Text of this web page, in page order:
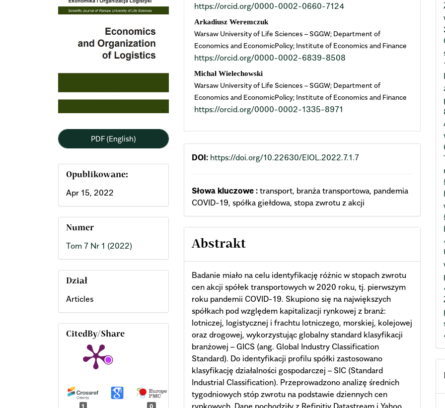
PDF (English)
Opublikowane:
Apr 15, 2022
Numer
Tom 7 Nr 1 (2022)
Dział
Articles
CitedBy/Share
1 0
Content
https://orcid.org/0000-0002-0660-7124
Arkadiusz Weremczuk
Warsaw University of Life Sciences – SGGW; Department of
Economics and EconomicPolicy; Institute of Economics and Finance
https://orcid.org/0000-0002-6839-8508
Michał Wielechowski
Warsaw University of Life Sciences – SGGW; Department of
Economics and EconomicPolicy; Institute of Economics and Finance
https://orcid.org/0000-0002-1335-8971
DOI: https://doi.org/10.22630/EIOL.2022.7.1.7
Słowa kluczowe : transport, branża transportowa, pandemia
COVID-19, spółka giełdowa, stopa zwrotu z akcji
Abstrakt
Badanie miało na celu identyfikację różnic w stopach zwrotu
cen akcji spółek transportowych w 2020 roku, tj. pierwszym
roku pandemii COVID-19. Skupiono się na największych
spółkach pod względem kapitalizacji rynkowej z branż:
lotniczej, logistycznej i frachtu lotniczego, morskiej, kolejowej
oraz drogowej, wykorzystując globalny standard klasyfikacji
branżowej – GICS (ang. Global Industry Classification
Standard). Do identyfikacji profilu spółki zastosowano
klasyfikację działalności gospodarczej – SIC (Standard
Industrial Classification). Przeprowadzono analizę średnich
tygodniowych stóp zwrotu na podstawie dziennych cen
rynkowych. Dane pochodziły z Refinitiv Datastream i Yahoo